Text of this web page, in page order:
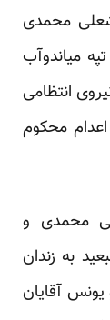
محمدی
میاندوآب
مسلحانه در مهر ۸۳ بین نیروی انتظامی
محکوم
محمدی و
و تبعید به زندان
آقایان